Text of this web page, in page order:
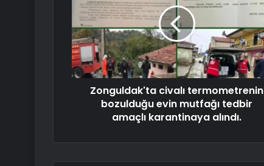
Zonguldak'ta civalı termometrenin
bozulduğu evin mutfağı tedbir
amaçlı karantinaya alındı.